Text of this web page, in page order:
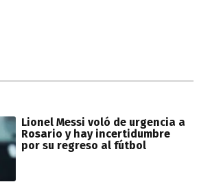
Lionel Messi voló de urgencia a
Rosario y hay incertidumbre
por su regreso al fútbol